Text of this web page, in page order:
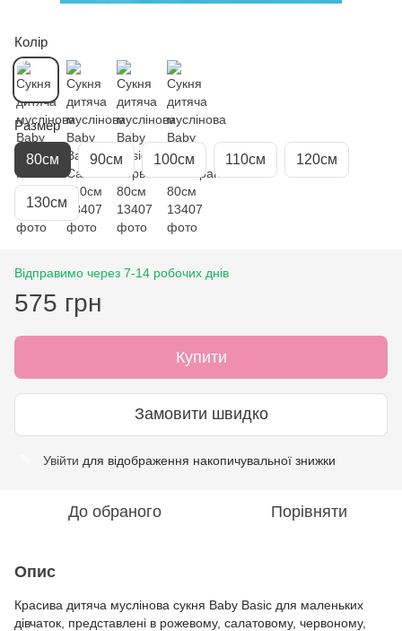
Колір
Размер
80см 90см 100см 110см 120см
130см
Відправимо через 7-14 робочих днів
575 грн
Купити
Замовити швидко
Увійти для відображення накопичувальної знижки
До обраного Порівняти
Опис
Красива дитяча муслінова сукня Baby Basic для маленьких
дівчаток, представлені в рожевому, салатовому, червоному,